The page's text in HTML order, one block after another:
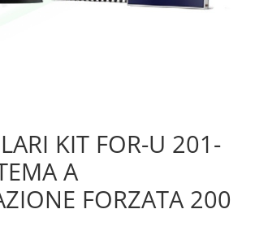
KIT FOR-U 201-
A
FORZATA 200